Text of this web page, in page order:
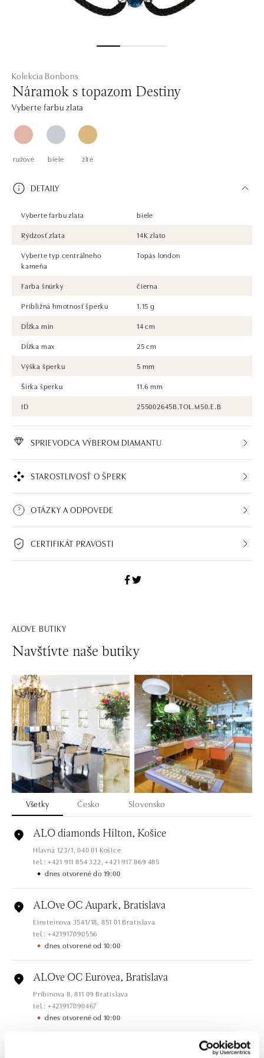
Kolekcia Bonbons
Náramok s topazom Destiny
Vyberte farbu zlata
ružové biele žlté
DETAILY
Vyberte farbu zlata
biele
Rýdzosť zlata
14K zlato
Vyberte typ centrálneho
kameňa
Topás london
Farba šnúrky
čierna
Približná hmotnosť šperku
1.15 g
Dĺžka min
14 cm
Dĺžka max
25 cm
Výška šperku
5 mm
Šírka šperku
11.6 mm
ID
255002645B.TOL.M50.E.B
SPRIEVODCA VÝBEROM DIAMANTU
STAROSTLIVOSŤ O ŠPERK
OTÁZKY A ODPOVEDE
CERTIFIKÁT PRAVOSTI
ALOVE BUTIKY
Navštívte naše butiky
Všetky Česko Slovensko
ALO diamonds Hilton, Košice
Hlavná 123/1, 040 01 Košice
tel.: +421 911 854 322, +421 917 869 485
dnes otvorené do 19:00
ALOve OC Aupark, Bratislava
Einsteinova 3541/18, 851 01 Bratislava
tel.: +421917090556
dnes otvorené od 10:00
ALOve OC Eurovea, Bratislava
Pribinova 8, 811 09 Bratislava
tel.: +421917090467
dnes otvorené od 10:00